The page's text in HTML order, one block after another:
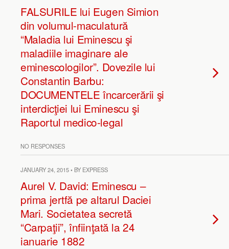
FALSURILE lui Eugen Simion
din volumul-maculatură
“Maladia lui Eminescu şi
maladiile imaginare ale
eminescologilor”. Dovezile lui
Constantin Barbu:
DOCUMENTELE încarcerării şi
interdicţiei lui Eminescu şi
Raportul medico-legal
NO RESPONSES
JANUARY 24, 2015 • BY EXPRESS
Aurel V. David: Eminescu –
prima jertfă pe altarul Daciei
Mari. Societatea secretă
“Carpaţii”, înfiinţată la 24
ianuarie 1882